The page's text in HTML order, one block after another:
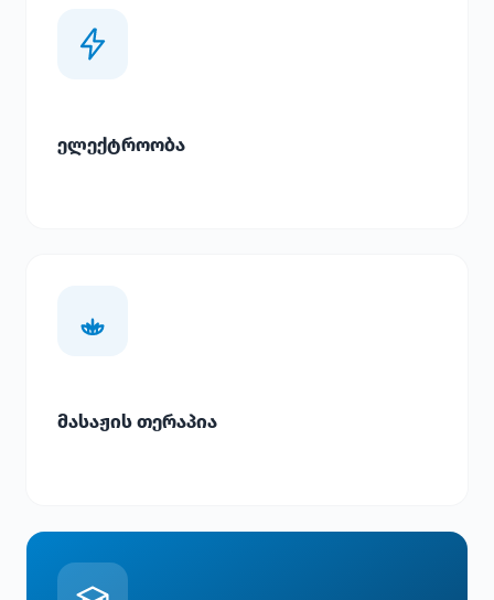
ელექტროობა
მასაჟის თერაპია